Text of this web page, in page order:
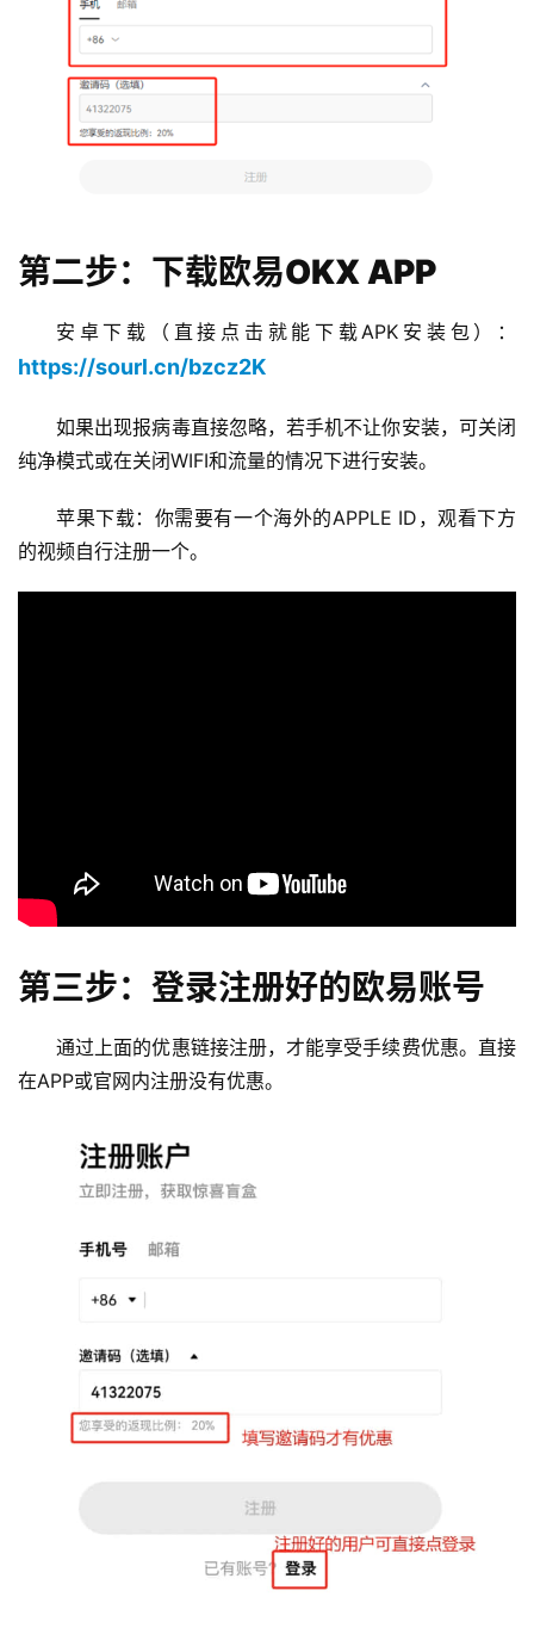
第二步：下载欧易OKX APP
安卓下载（直接点击就能下载APK安装包）：
https://sourl.cn/bzcz2K
如果出现报病毒直接忽略，若手机不让你安装，可关闭
纯净模式或在关闭WIFI和流量的情况下进行安装。
苹果下载：你需要有一个海外的APPLE ID，观看下方
的视频自行注册一个。
第三步：登录注册好的欧易账号
通过上面的优惠链接注册，才能享受手续费优惠。直接
在APP或官网内注册没有优惠。